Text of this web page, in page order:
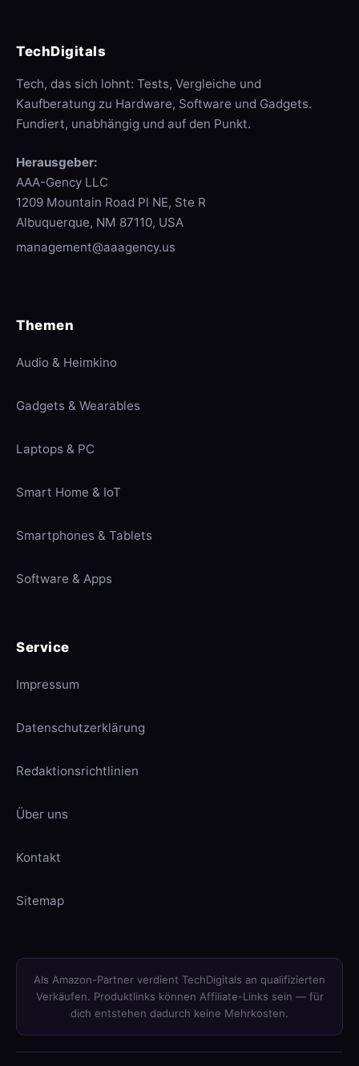
TechDigitals
Tech, das sich lohnt: Tests, Vergleiche und
Kaufberatung zu Hardware, Software und Gadgets.
Fundiert, unabhängig und auf den Punkt.
Herausgeber:
AAA-Gency LLC
1209 Mountain Road Pl NE, Ste R
Albuquerque, NM 87110, USA
management@aaagency.us
Themen
Audio & Heimkino
Gadgets & Wearables
Laptops & PC
Smart Home & IoT
Smartphones & Tablets
Software & Apps
Service
Impressum
Datenschutzerklärung
Redaktionsrichtlinien
Über uns
Kontakt
Sitemap
Als Amazon-Partner verdient TechDigitals an qualifizierten
Verkäufen. Produktlinks können Affiliate-Links sein — für
dich entstehen dadurch keine Mehrkosten.